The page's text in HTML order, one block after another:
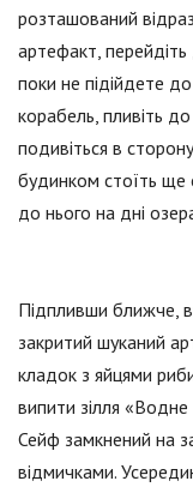
розташований
артефакт, перейдіть
поки не підійдете
корабель, пливіть
подивіться в
будинком стоїть ще
до нього на дні
Підпливши ближче,
закритий шуканий
кладок з яйцями
випити зілля
Сейф замкнений на
відмичками.